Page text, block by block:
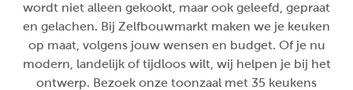
wordt niet alleen gekookt, maar ook geleefd, gepraat
en gelachen. Bij Zelfbouwmarkt maken we je keuken
op maat, volgens jouw wensen en budget. Of je nu
modern, landelijk of tijdloos wilt, wij helpen je bij het
ontwerp. Bezoek onze toonzaal met 35 keukens